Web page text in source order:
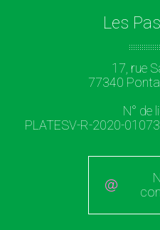
Les
17, rue
77340
N° de
PLATESV-R-2020-